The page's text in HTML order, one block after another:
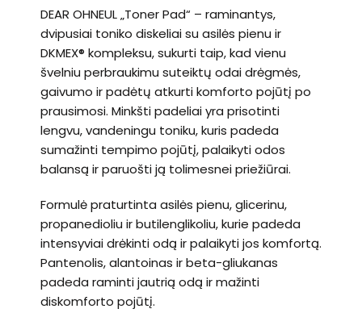
DEAR OHNEUL „Toner Pad“ – raminantys,
dvipusiai toniko diskeliai su asilės pienu ir
DKMEX® kompleksu, sukurti taip, kad vienu
švelniu perbraukimu suteiktų odai drėgmės,
gaivumo ir padėtų atkurti komforto pojūtį po
prausimosi. Minkšti padeliai yra prisotinti
lengvu, vandeningu toniku, kuris padeda
sumažinti tempimo pojūtį, palaikyti odos
balansą ir paruošti ją tolimesnei priežiūrai.
Formulė praturtinta asilės pienu, glicerinu,
propanedioliu ir butilenglikoliu, kurie padeda
intensyviai drėkinti odą ir palaikyti jos komfortą.
Pantenolis, alantoinas ir beta-gliukanas
padeda raminti jautrią odą ir mažinti
diskomforto pojūtį.